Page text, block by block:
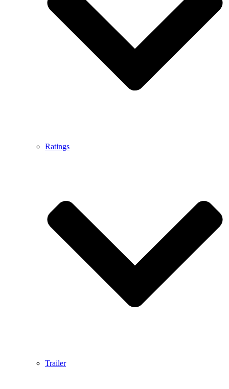
Ratings
Trailer